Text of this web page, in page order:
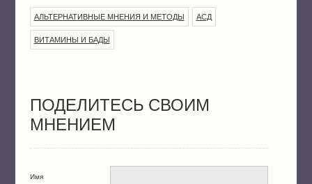
АЛЬТЕРНАТИВНЫЕ МНЕНИЯ И МЕТОДЫ АСД
ВИТАМИНЫ И БАДЫ
ПОДЕЛИТЕСЬ СВОИМ
МНЕНИЕМ
Имя